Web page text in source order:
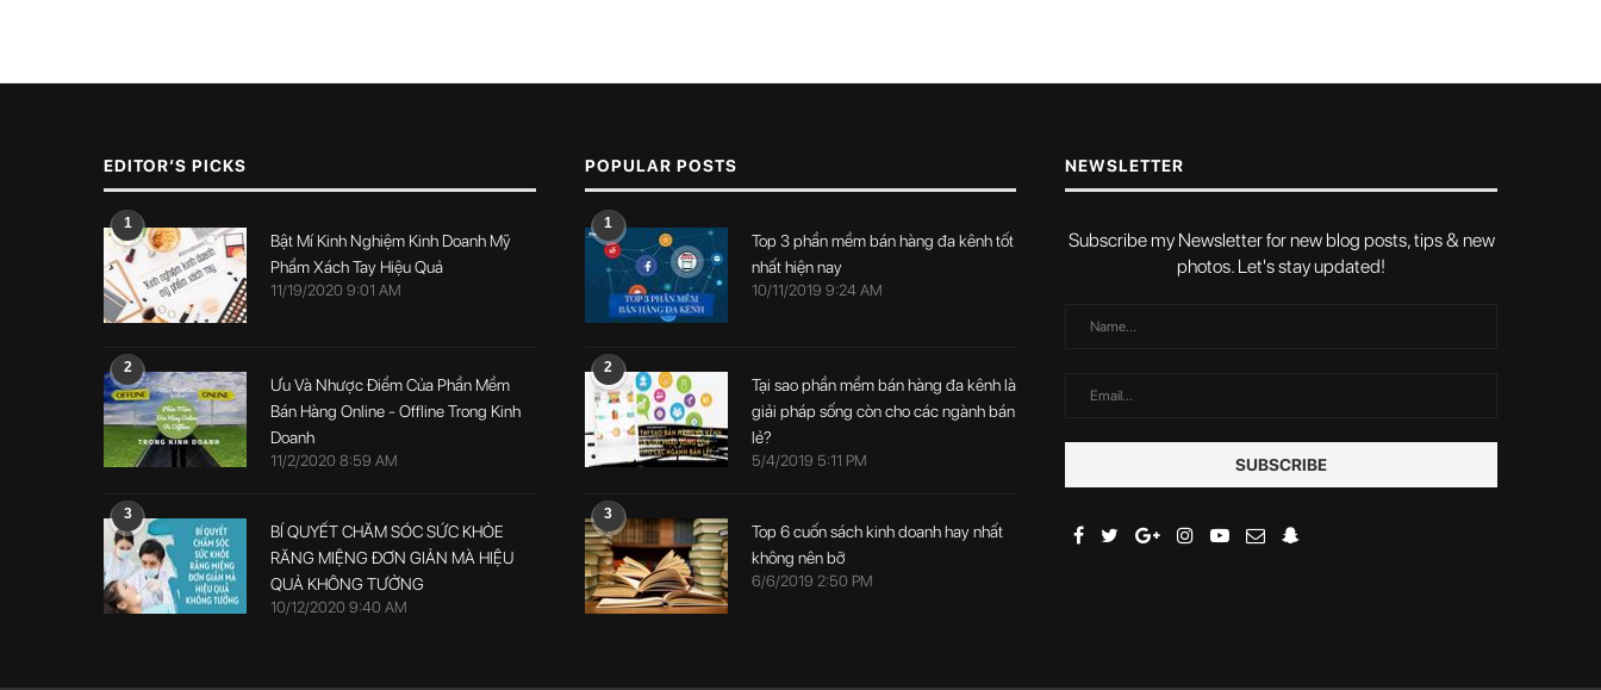
EDITOR’S PICKS
1
Bật Mí Kinh Nghiệm Kinh Doanh Mỹ
Phẩm Xách Tay Hiệu Quả
11/19/2020 9:01 AM
2
Ưu Và Nhược Điểm Của Phần Mềm
Bán Hàng Online - Offline Trong Kinh
Doanh
11/2/2020 8:59 AM
3
BÍ QUYẾT CHĂM SÓC SỨC KHỎE
RĂNG MIỆNG ĐƠN GIẢN MÀ HIỆU
QUẢ KHÔNG TƯỞNG
10/12/2020 9:40 AM
POPULAR POSTS
1
Top 3 phần mềm bán hàng đa kênh tốt
nhất hiện nay
10/11/2019 9:24 AM
2
Tại sao phần mềm bán hàng đa kênh là
giải pháp sống còn cho các ngành bán
lẻ?
5/4/2019 5:11 PM
3
Top 6 cuốn sách kinh doanh hay nhất
không nên bỡ
6/6/2019 2:50 PM
NEWSLETTER
Subscribe my Newsletter for new blog posts, tips & new
photos. Let's stay updated!